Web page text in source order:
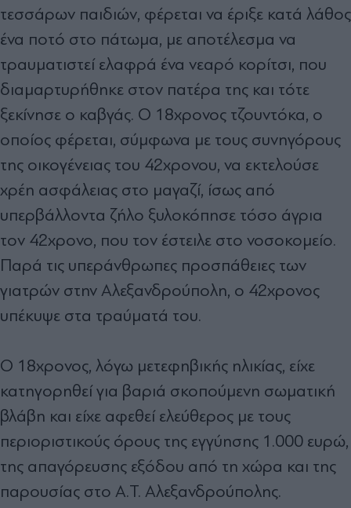
τεσσάρων παιδιών, φέρεται να έριξε κατά λάθος
ένα ποτό στο πάτωμα, με αποτέλεσμα να
τραυματιστεί ελαφρά ένα νεαρό κορίτσι, που
διαμαρτυρήθηκε στον πατέρα της και τότε
ξεκίνησε ο καβγάς. Ο 18χρονος τζουντόκα, ο
οποίος φέρεται, σύμφωνα με τους συνηγόρους
της οικογένειας του 42χρονου, να εκτελούσε
χρέη ασφάλειας στο μαγαζί, ίσως από
υπερβάλλοντα ζήλο ξυλοκόπησε τόσο άγρια
τον 42χρονο, που τον έστειλε στο νοσοκομείο.
Παρά τις υπεράνθρωπες προσπάθειες των
γιατρών στην Αλεξανδρούπολη, ο 42χρονος
υπέκυψε στα τραύματά του.
Ο 18χρονος, λόγω μετεφηβικής ηλικίας, είχε
κατηγορηθεί για βαριά σκοπούμενη σωματική
βλάβη και είχε αφεθεί ελεύθερος με τους
περιοριστικούς όρους της εγγύησης 1.000 ευρώ,
της απαγόρευσης εξόδου από τη χώρα και της
παρουσίας στο Α.Τ. Αλεξανδρούπολης.